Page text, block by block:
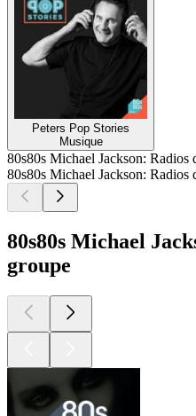
Peters Pop Stories
Musique
80s80s Michael Jackson: Radios
80s80s Michael Jackson: Radios
80s80s Michael
groupe